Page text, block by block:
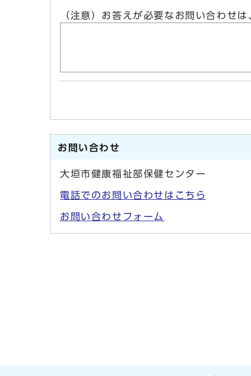
（注意）お答えが必要なお問い合わせ
お問い合わせ
大垣市健康福祉部保健センター
電話でのお問い合わせはこちら
お問い合わせフォーム